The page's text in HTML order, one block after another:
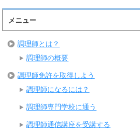
メニュー
調理師とは？
調理師の概要
調理師免許を取得しよう
調理師になるには？
調理師専門学校に通う
調理師通信講座を受講する